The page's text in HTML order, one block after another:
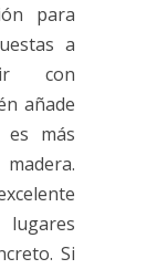
para
a
con
añade
es más
lugares
Si